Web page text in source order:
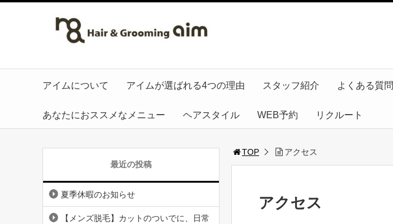
アイムについて アイムが選ばれる4つの理由 スタッフ紹介 よくある質問
あなたにおススメなメニュー ヘアスタイル WEB予約 リクルート
TOP アクセス
アクセス
最近の投稿
夏季休暇のお知らせ
【メンズ脱毛】カットのついでに、日常